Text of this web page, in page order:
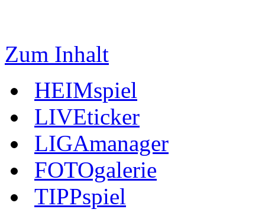
Zum Inhalt
HEIMspiel
LIVEticker
LIGAmanager
FOTOgalerie
TIPPspiel